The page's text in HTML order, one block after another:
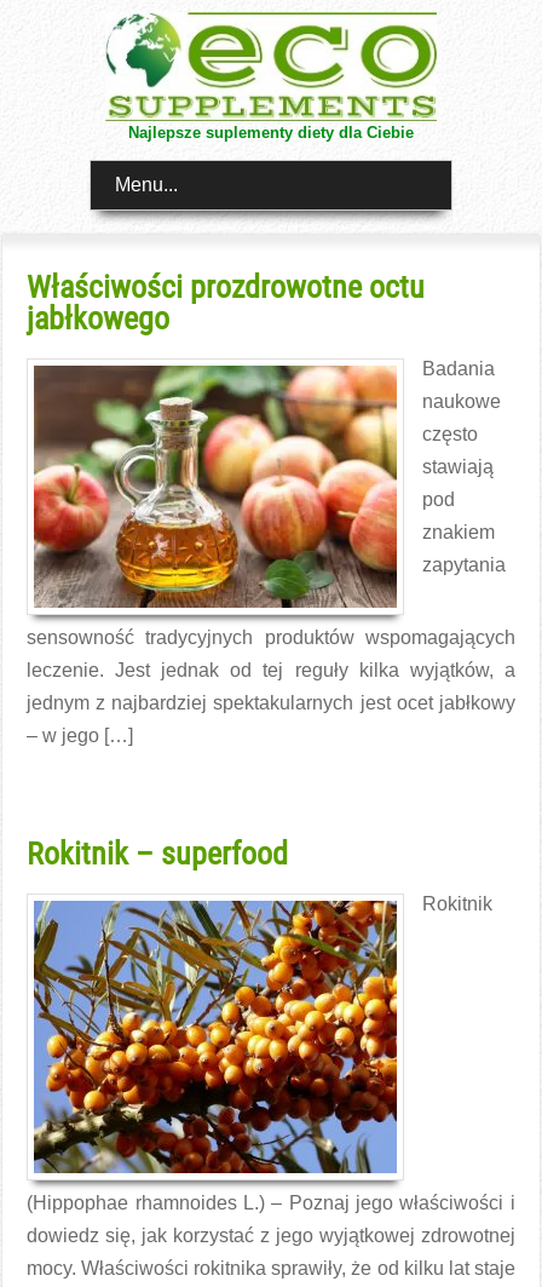
Najlepsze suplementy diety dla Ciebie
Menu...
Właściwości prozdrowotne octu
jabłkowego
Badania
naukowe
często
stawiają
pod
znakiem
zapytania
sensowność tradycyjnych produktów wspomagających
leczenie. Jest jednak od tej reguły kilka wyjątków, a
jednym z najbardziej spektakularnych jest ocet jabłkowy
– w jego […]
Rokitnik – superfood
Rokitnik
(Hippophae rhamnoides L.) – Poznaj jego właściwości i
dowiedz się, jak korzystać z jego wyjątkowej zdrowotnej
mocy. Właściwości rokitnika sprawiły, że od kilku lat staje